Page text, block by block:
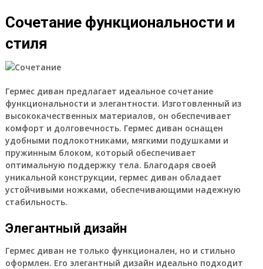
Сочетание функциональности и
стиля
Гермес диван предлагает идеальное сочетание
функциональности и элегантности. Изготовленный из
высококачественных материалов, он обеспечивает
комфорт и долговечность. Гермес диван оснащен
удобными подлокотниками, мягкими подушками и
пружинным блоком, который обеспечивает
оптимальную поддержку тела. Благодаря своей
уникальной конструкции, гермес диван обладает
устойчивыми ножками, обеспечивающими надежную
стабильность.
Элегантный дизайн
Гермес диван не только функционален, но и стильно
оформлен. Его элегантный дизайн идеально подходит